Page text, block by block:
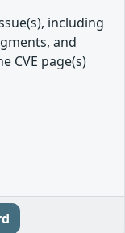
including
and
CVE page(s)